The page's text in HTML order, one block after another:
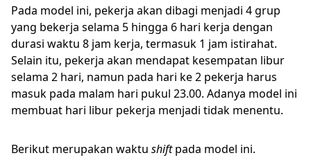
Pada model ini, pekerja akan dibagi menjadi 4 grup
yang bekerja selama 5 hingga 6 hari kerja dengan
durasi waktu 8 jam kerja, termasuk 1 jam istirahat.
Selain itu, pekerja akan mendapat kesempatan libur
selama 2 hari, namun pada hari ke 2 pekerja harus
masuk pada malam hari pukul 23.00. Adanya model ini
membuat hari libur pekerja menjadi tidak menentu.
Berikut merupakan waktu shiftpada model ini.